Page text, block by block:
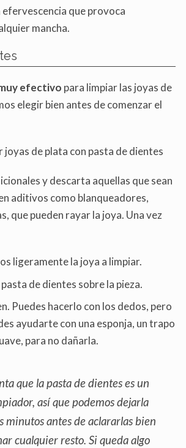
que provoca
mancha.
efectivo para limpiar las joyas de
elegir bien antes de comenzar el
y descarta aquellas que sean
aditivos como blanqueadores,
que pueden rayar la joya. Una vez
ligeramente la joya a limpiar.
de dientes sobre la pieza.
Puedes hacerlo con los dedos, pero
ayudarte con una esponja, un trapo
para no dañarla.
que la pasta de dientes es un
así que podemos dejarla
minutos antes de aclararlas bien
cualquier resto. Si queda algo